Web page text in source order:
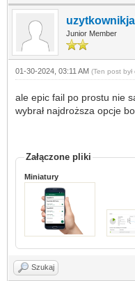
Junior Member
01-30-2024, 03:11 AM (Ten post
ale epic fail po prostu nie
wybrał najdroższa opcje
Załączone pliki
Miniatury
Szukaj